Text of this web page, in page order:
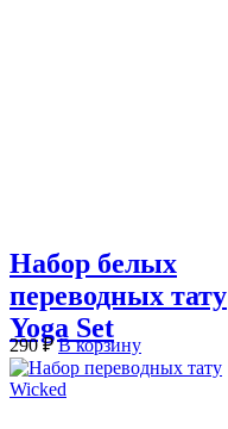
Набор белых
переводных тату
Yoga Set
290₽ В корзину